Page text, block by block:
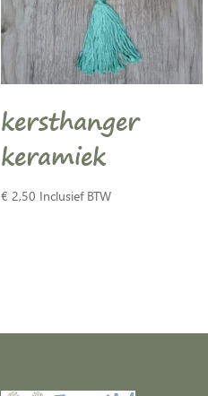
kersthanger
keramiek
€ 2,50 Inclusief BTW